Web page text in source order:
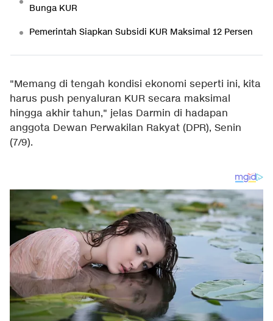
Bunga KUR
Pemerintah Siapkan Subsidi KUR Maksimal 12 Persen
"Memang di tengah kondisi ekonomi seperti ini, kita
harus push penyaluran KUR secara maksimal
hingga akhir tahun," jelas Darmin di hadapan
anggota Dewan Perwakilan Rakyat (DPR), Senin
(7/9).